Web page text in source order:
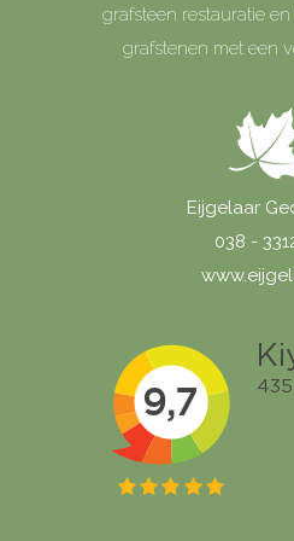
grafsteen restauratie
grafstenen met een
Eijgelaar
038 -